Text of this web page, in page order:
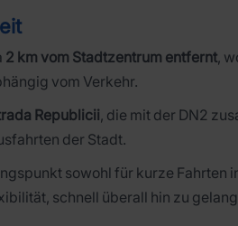
2 km vom Stadtzentrum entfernt,
vom Verkehr.
Republicii, die mit der DN2
der Stadt.
sowohl für kurze Fahrten
schnell überall hin zu